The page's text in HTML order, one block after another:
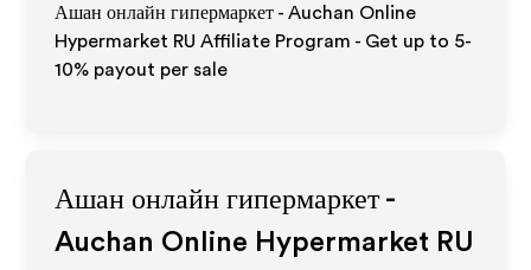
Ашан онлайн гипермаркет - Auchan Online
Hypermarket RU Affiliate Program - Get up to 5-
10% payout per sale
Ашан онлайн гипермаркет -
Auchan Online Hypermarket RU